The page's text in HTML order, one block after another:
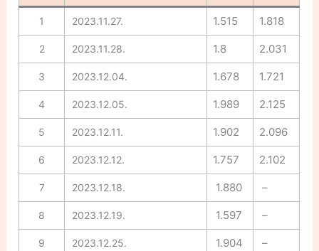
1 2023.11.27. 1.515 1.818
2 2023.11.28. 1.8 2.031
3 2023.12.04. 1.678 1.721
4 2023.12.05. 1.989 2.125
5 2023.12.11. 1.902 2.096
6 2023.12.12. 1.757 2.102
7 2023.12.18. 1.880 –
8 2023.12.19. 1.597 –
9 2023.12.25. 1.904 –